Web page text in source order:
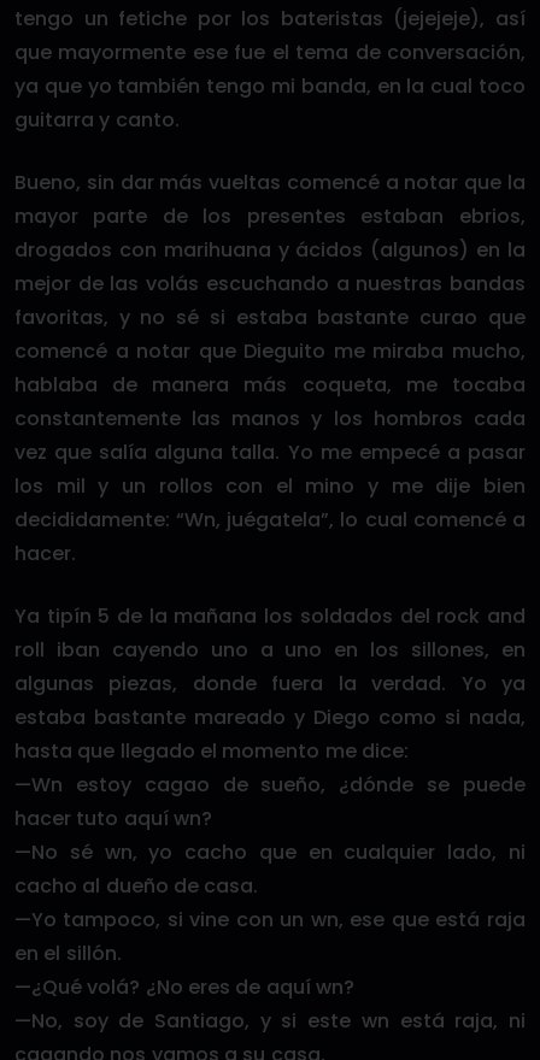
tengo un fetiche por los bateristas (jejejeje), así
que mayormente ese fue el tema de conversación,
ya que yo también tengo mi banda, en la cual toco
guitarra y canto.
Bueno, sin dar más vueltas comencé a notar que la
mayor parte de los presentes estaban ebrios,
drogados con marihuana y ácidos (algunos) en la
mejor de las volás escuchando a nuestras bandas
favoritas, y no sé si estaba bastante curao que
comencé a notar que Dieguito me miraba mucho,
hablaba de manera más coqueta, me tocaba
constantemente las manos y los hombros cada
vez que salía alguna talla. Yo me empecé a pasar
los mil y un rollos con el mino y me dije bien
decididamente: “Wn, juégatela”, lo cual comencé a
hacer.
Ya tipín 5 de la mañana los soldados del rock and
roll iban cayendo uno a uno en los sillones, en
algunas piezas, donde fuera la verdad. Yo ya
estaba bastante mareado y Diego como si nada,
hasta que llegado el momento me dice:
—Wn estoy cagao de sueño, ¿dónde se puede
hacer tuto aquí wn?
—No sé wn, yo cacho que en cualquier lado, ni
cacho al dueño de casa.
—Yo tampoco, si vine con un wn, ese que está raja
en el sillón.
—¿Qué volá? ¿No eres de aquí wn?
—No, soy de Santiago, y si este wn está raja, ni